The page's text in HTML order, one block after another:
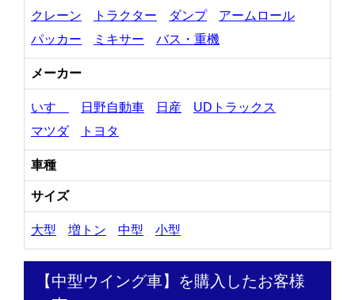
クレーン
トラクター ダンプ
アームロール
パッカー
ミキサー バス・重機
メーカー
いすゞ 日野自動車 日産
UDトラックス
マツダ
トヨタ
車種
サイズ
大型 増トン 中型 小型
【中型ウイング車】を購入したお客様